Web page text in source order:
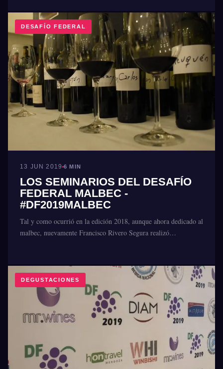
DESAFÍO FEDERAL
13 JUN 2019 6 MIN
LOS SEMINARIOS DEL DESAFÍO
FEDERAL MALBEC -
#DF2019MALBEC
Tal y como ocurrió en la edición 2018, aunque ahora dedicado al
malbec, nuevamente Francisco Rivero Segura realizó…
DEGUSTACIONES